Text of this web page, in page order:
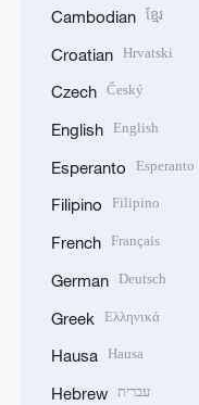
Cambodian ខ្មែរ
Croatian Hrvatski
Czech Český
English English
Esperanto Esperanto
Filipino Filipino
French Français
German Deutsch
Greek Ελληνικά
Hausa Hausa
Hebrew עברית